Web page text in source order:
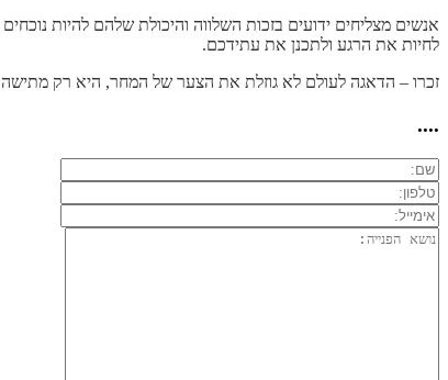
אנשים מצליחים ידועים בזכות השלווה והיכולת שלהם להיות
לחיות את הרגע ולתכנן את עתידכם.
זכרו – הדאגה לעולם לא גוזלת את הצער של המחר, היא רק
....